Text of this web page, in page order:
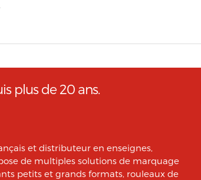
plus de 20 ans.
et distributeur en enseignes,
de multiples solutions de marquage
petits et grands formats, rouleaux de